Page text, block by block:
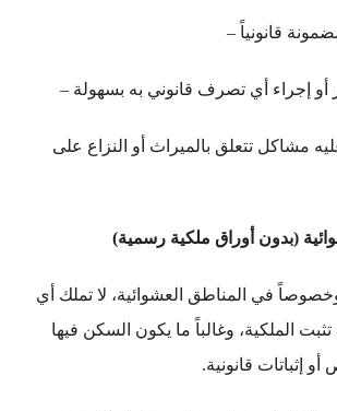
قانونياً –
أو إجراء أي تصرف قانوني به بسهولة –
مشاكل تتعلق بالميراث أو النزاع على
في المناطق العشوائية، لا تملك أي
الملكية، وغالباً ما يكون السكن فيها
إثباتات قانونية.